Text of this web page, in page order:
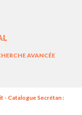
AVANCÉE
- Catalogue Secrétan :